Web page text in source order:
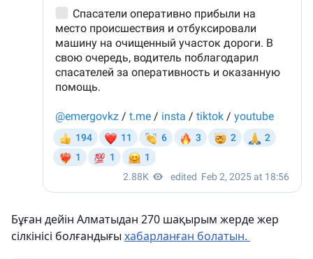
Бұған дейін Алматыдан 270 шақырым жерде жер
сілкінісі болғандығы хабарланған болатын.